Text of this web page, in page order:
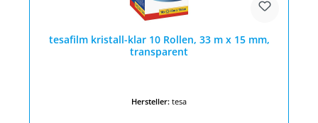
tesafilm kristall-klar 10 Rollen, 33 m x 15 mm,
transparent
Hersteller: tesa